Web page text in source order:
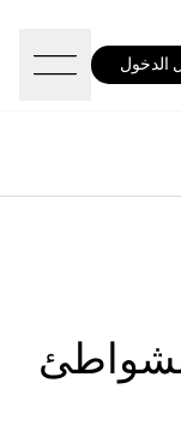
الدخول